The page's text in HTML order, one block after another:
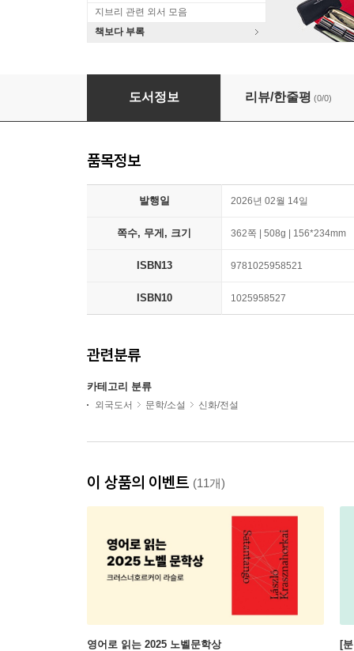
지브리 관련 외서 모음
책보다 부록
Robin Hood
도서정보 리뷰/한줄평 (0/0)
품목정보
발행일 2026년 02월 14일
쪽수, 무게, 크기 362쪽 | 508g | 156*234mm
ISBN13 9781025958521
ISBN10 1025958527
관련분류
카테고리 분류
외국도서 문학/소설 신화/전설
이 상품의 이벤트 (11개)
영어로 읽는 2025 노벨문학상 [